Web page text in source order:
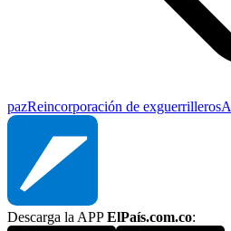
pazReincorporación de exguerrilleros
Descarga la APPElPaís.com.co: